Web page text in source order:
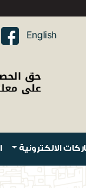
English
الالكترونية